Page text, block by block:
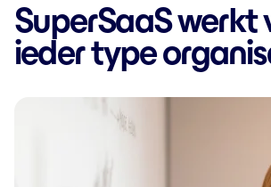
SuperSaaS werkt
ieder type